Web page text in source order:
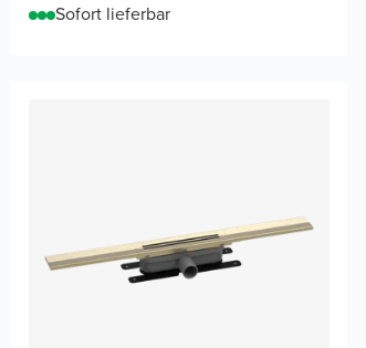
Sofort lieferbar